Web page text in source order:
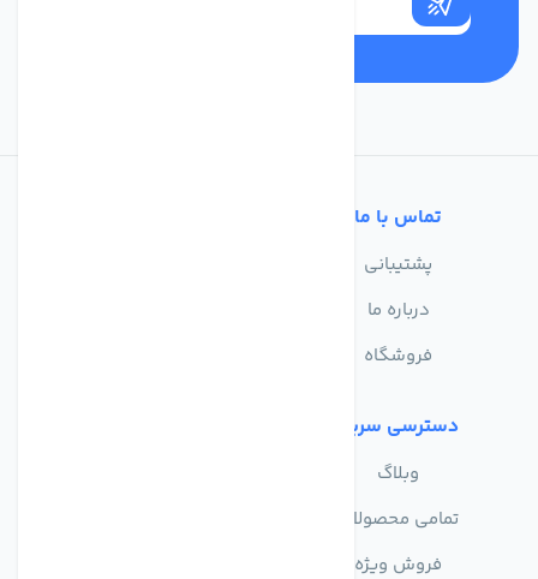
تماس با ما
پشتیبانی
درباره ما
فروشگاه
دسترسی سریع
وبلاگ
تمامی محصولات
فروش ویژه